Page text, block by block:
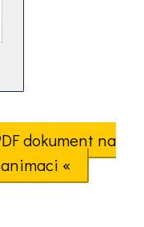
dokument na
«